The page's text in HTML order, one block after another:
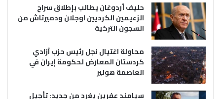
حليف أردوغان يطالب بإطلاق سراح
الزعيمين الكرديين اوجلان ودميرتاش من
السجون التركية
محاولة اغتيال نجل رئيس حزب آزادي
كردستان المعارض لحكومة إيران في
العاصمة هولير
سيامند عفرين يغرد من جديد: تأجيل